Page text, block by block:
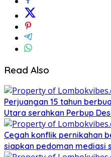
Read Also
Perjuangan 15 tahun
Utara serahkan Perbup
Cegah konflik pernikahan
siapkan pedoman mediasi